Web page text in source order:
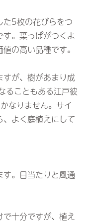
た5枚の花びらをつ
す。葉っぱがつくよ
の高い品種です。
が、樹があまり成
ることもある江戸彼
なりません。サイ
よく庭植えにして
。日当たりと風通
十分ですが、植え